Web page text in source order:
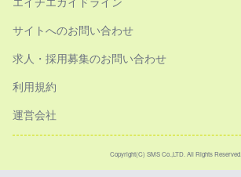
サイトへのお問い合わせ
求人・採用募集のお問い合わせ
利用規約
運営会社
Copyright(C) SMS Co.,LTD. All Rights Reserved.